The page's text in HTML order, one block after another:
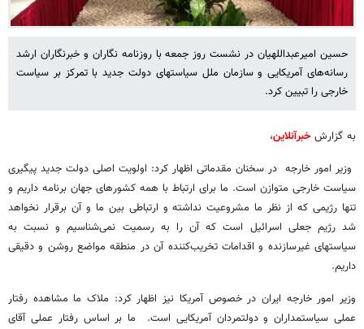
حسین امیرعبداللهیان در نشست روز جمعه با روزنامه نگاران و خبرنگاران ارشد
رسانه‌های آمریکایی و سازمان ملل سیاستهای دولت جدید با تمرکز بر سیاست
خارجی را تبیین کرد.
به گزارشخبرآنلاین،
وزیر امور خارجه در سخنان مقدماتی اظهار کرد: اولویت اصلی دولت جدید پیگیری
سیاست خارجی متوازن است. ما برای ارتباط با همه کشورهای جهان برنامه داریم و
تنها رژیمی که از نظر ما مشروعیت نداشته و ارتباطی بین ما و آن برقرار نخواهد
شد رژیم جعلی اسرائیل است که آن را به رسمیت نمی‌شناسیم و نسبت به
سیاستهای غیرسازنده و اقدامات تخریب‌کننده آن در منطقه مواضع روشن و دقیقی
داریم.
وزیر امور خارجه ایران در خصوص آمریکا نیز اظهار کرد: ملاک ما مشاهده رفتار
عملی سیاستمداران و دولتمردان آمریکایی است. ما بر اساس رفتار عملی آقای